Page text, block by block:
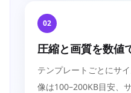
02
圧縮と画質を数値
テンプレートごとにサ
像は100–200KB目安、